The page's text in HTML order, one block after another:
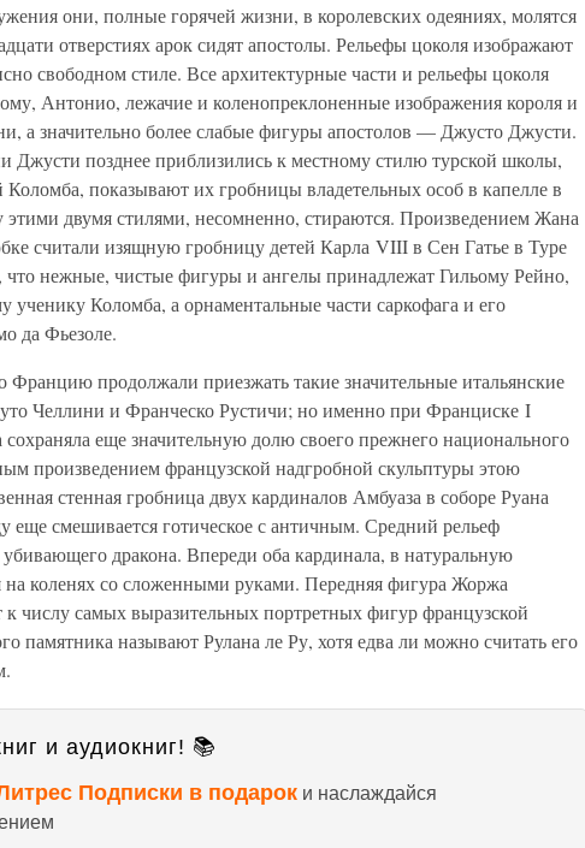
они, полные горячей жизни, в королевских одеяниях, молятся
отверстиях арок сидят апостолы. Рельефы цоколя изображают
свободном стиле. Все архитектурные части и рельефы цоколя
Антонио, лежачие и коленопреклоненные изображения короля и
а значительно более слабые фигуры апостолов — Джусто Джусти.
Джусти позднее приблизились к местному стилю турской школы,
Коломба, показывают их гробницы владетельных особ в капелле в
двумя стилями, несомненно, стираются. Произведением Жана
считали изящную гробницу детей Карла VIII в Сен Гатье в Туре
что нежные, чистые фигуры и ангелы принадлежат Гильому Рейно,
Коломба, а орнаментальные части саркофага и его
да Фьезоле.
продолжали приезжать такие значительные итальянские
Челлини и Франческо Рустичи; но именно при Франциске I
сохраняла еще значительную долю своего прежнего национального
произведением французской надгробной скульптуры этою
стенная гробница двух кардиналов Амбуаза в соборе Руана
еще смешивается готическое с античным. Средний рельеф
убивающего дракона. Впереди оба кардинала, в натуральную
на коленях со сложенными руками. Передняя фигура Жоржа
к числу самых выразительных портретных фигур французской
памятника называют Рулана ле Ру, хотя едва ли можно считать его
и аудиокниг! 📚
Подписки в подарок и наслаждайся